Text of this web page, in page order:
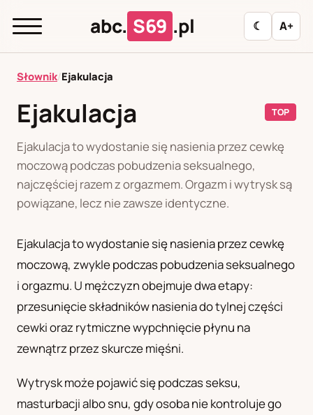
abc. S69 .pl ☾ A+
abc.
D
J
K L M N O P R
T
U W Z Ł
Polityka redakcyjna
Polski Русский
UA
Українська
Słownik/Ejakulacja
Ejakulacja TOP
Ejakulacja to wydostanie się nasienia przez cewkę
moczową podczas pobudzenia seksualnego,
najczęściej razem z orgazmem. Orgazm i wytrysk są
powiązane, lecz nie zawsze identyczne.
Ejakulacja to wydostanie się nasienia przez cewkę
moczową, zwykle podczas pobudzenia seksualnego
i orgazmu. U mężczyzn obejmuje dwa etapy:
przesunięcie składników nasienia do tylnej części
cewki oraz rytmiczne wypchnięcie płynu na
zewnątrz przez skurcze mięśni.
Wytrysk może pojawić się podczas seksu,
masturbacji albo snu, gdy osoba nie kontroluje go